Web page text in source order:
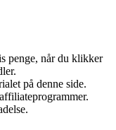
penge, når du klikker
på denne side.